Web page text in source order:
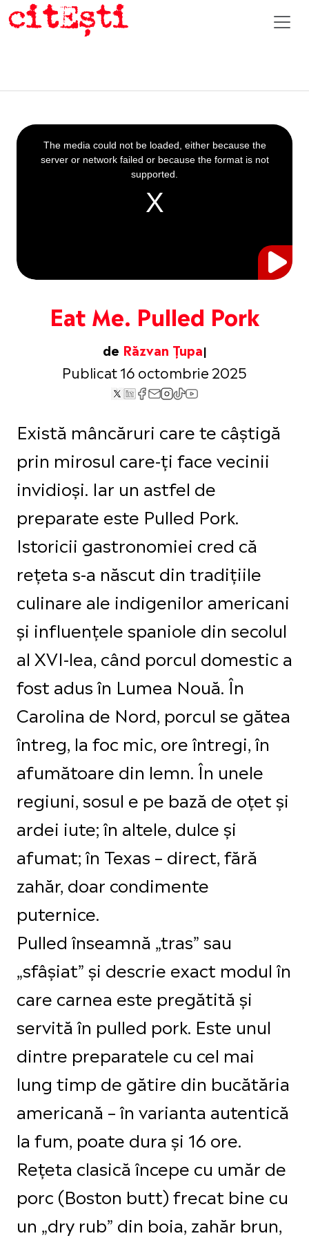
Eat Me. Pulled Pork
de Răzvan Țupa
Publicat 16 octombrie 2025
This
is
a
The media could not be loaded, either because the
server or network failed or because the format is not
supported.
Există mâncăruri care te câștigă
prin mirosul care-ți face vecinii
invidioși. Iar un astfel de
preparate este Pulled Pork.
Istoricii gastronomiei cred că
rețeta s-a născut din tradițiile
culinare ale indigenilor americani
și influențele spaniole din secolul
al XVI-lea, când porcul domestic a
fost adus în Lumea Nouă. În
Carolina de Nord, porcul se gătea
întreg, la foc mic, ore întregi, în
afumătoare din lemn. În unele
regiuni, sosul e pe bază de oțet și
ardei iute; în altele, dulce și
afumat; în Texas – direct, fără
zahăr, doar condimente
puternice.
Pulled înseamnă „tras” sau
„sfâșiat” și descrie exact modul în
care carnea este pregătită și
servită în pulled pork. Este unul
dintre preparatele cu cel mai
lung timp de gătire din bucătăria
americană – în varianta autentică
la fum, poate dura și 16 ore.
Rețeta clasică începe cu umăr de
porc (Boston butt) frecat bine cu
un „dry rub” din boia, zahăr brun,